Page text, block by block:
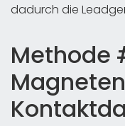
dadurch die
Methode